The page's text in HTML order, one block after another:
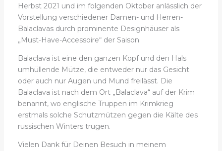
Herbst 2021 und im folgenden Oktober anlässlich der
Vorstellung verschiedener Damen- und Herren-
Balaclavas durch prominente Designhäuser als
„Must-Have-Accessoire“ der Saison.
Balaclava ist eine den ganzen Kopf und den Hals
umhüllende Mütze, die entweder nur das Gesicht
oder auch nur Augen und Mund freilässt. Die
Balaclava ist nach dem Ort „Balaclava“ auf der Krim
benannt, wo englische Truppen im Krimkrieg
erstmals solche Schutzmützen gegen die Kälte des
russischen Winters trugen.
Vielen Dank für Deinen Besuch in meinem